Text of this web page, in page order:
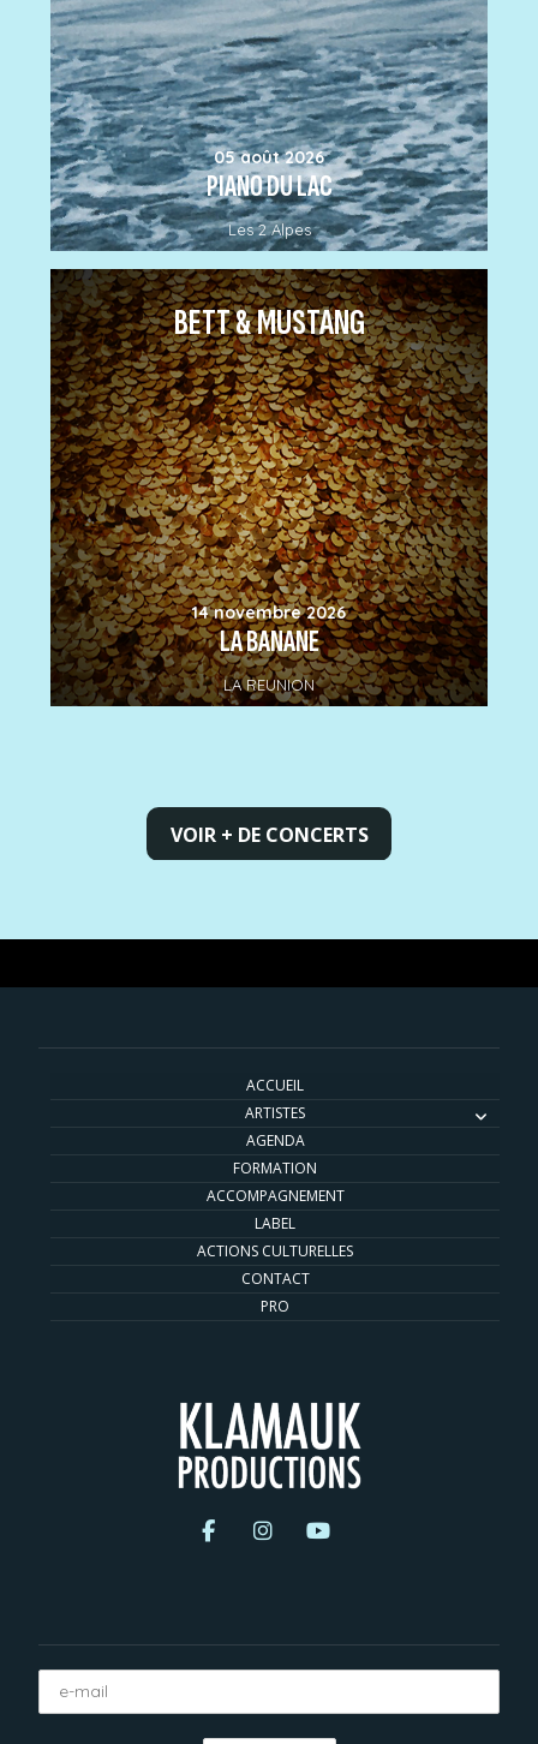
05 août 2026
PIANO DU LAC
Les 2 Alpes
BETT & MUSTANG
14 novembre 2026
LA BANANE
LA REUNION
VOIR + DE CONCERTS
ACCUEIL
ARTISTES
AGENDA
FORMATION
ACCOMPAGNEMENT
LABEL
ACTIONS CULTURELLES
CONTACT
PRO